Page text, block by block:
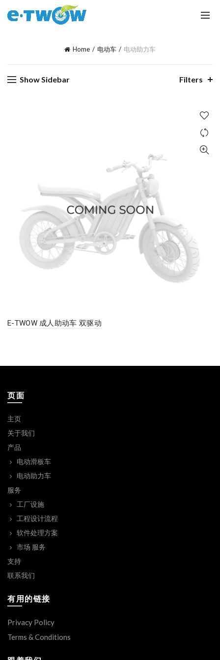
Home 电动车 电动助力车
Show Sidebar Filters
E-TWOW 成人助动车 双驱动
页面
主页
关于我们
产品
电动滑板车
电动助力车
服务
工厂设施
工程设计流程
软件处理方案
市场 服务
支持
联系我们
有用的链接
Privacy Policy
Terms & Conditions